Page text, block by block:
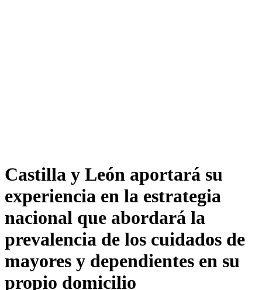
Castilla y León aportará su
experiencia en la estrategia
nacional que abordará la
prevalencia de los cuidados de
mayores y dependientes en su
propio domicilio